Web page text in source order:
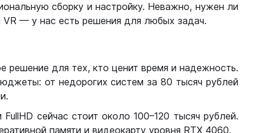
сборку и настройку. Неважно, нужен ли
— у нас есть решения для любых задач.
решение для тех, кто ценит время и надежность.
от недорогих систем за 80 тысяч рублей
сейчас стоит около 100–120 тысяч рублей.
памяти и видеокарту уровня RTX 4060.